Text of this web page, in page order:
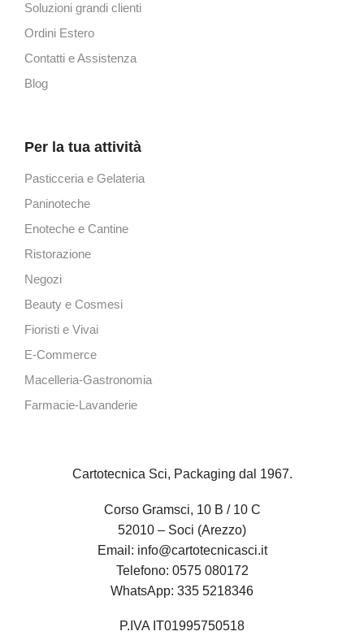
Soluzioni grandi clienti
Ordini Estero
Contatti e Assistenza
Blog
Per la tua attività
Pasticceria e Gelateria
Paninoteche
Enoteche e Cantine
Ristorazione
Negozi
Beauty e Cosmesi
Fioristi e Vivai
E-Commerce
Macelleria-Gastronomia
Farmacie-Lavanderie
Cartotecnica Sci, Packaging dal 1967.
Corso Gramsci, 10 B / 10 C
52010 – Soci (Arezzo)
Email: info@cartotecnicasci.it
Telefono: 0575 080172
WhatsApp: 335 5218346
P.IVA IT01995750518